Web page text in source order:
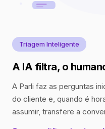
Triagem Inteligente
A IA filtra, o
A Parli faz as perguntas
do cliente e, quando é
assumir, transfere a